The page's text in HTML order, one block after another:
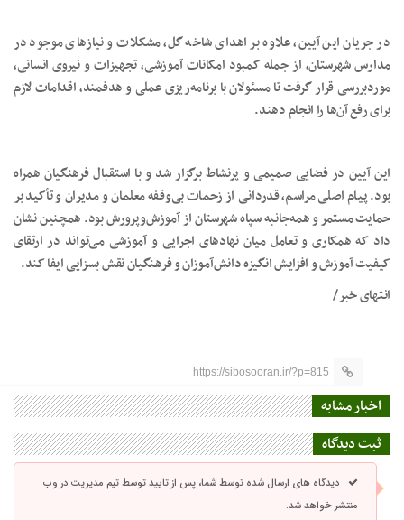
در جریان این آیین، علاوه بر اهدای شاخه گل، مشکلات و نیازهای موجود در
مدارس شهرستان، از جمله کمبود امکانات آموزشی، تجهیزات و نیروی انسانی،
موردبررسی قرار گرفت تا مسئولان با برنامه‌ریزی عملی و هدفمند، اقدامات لازم
برای رفع آن‌ها را انجام دهند.
این آیین در فضایی صمیمی و پرنشاط برگزار شد و با استقبال فرهنگیان همراه
بود. پیام اصلی مراسم، قدردانی از زحمات بی‌وقفه معلمان و مدیران و تأکید بر
حمایت مستمر و همه‌جانبه سپاه شهرستان از آموزش‌وپرورش بود. همچنین نشان
داد که همکاری و تعامل میان نهادهای اجرایی و آموزشی می‌تواند در ارتقای
کیفیت آموزش و افزایش انگیزه دانش‌آموزان و فرهنگیان نقش بسزایی ایفا کند.
انتهای خبر/
https://sibosooran.ir/?p=815
اخبار مشابه
ثبت دیدگاه
دیدگاه های ارسال شده توسط شما، پس از تایید توسط تیم مدیریت در وب
منتشر خواهد شد.